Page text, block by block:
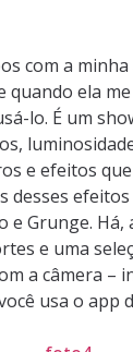
com a
quando ela
lo. É um
e efeitos
desses
e Grunge. Há,
e uma
a câmera –
usa o app